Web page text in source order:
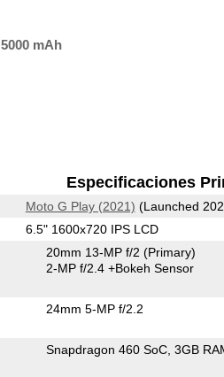
5000 mAh
Especificaciones
Moto G Play (2021) (Launched
6.5" 1600x720 IPS LCD
20mm 13-MP f/2 (Primary)
2-MP f/2.4 +Bokeh Sensor
24mm 5-MP f/2.2
Snapdragon 460 SoC 3GB